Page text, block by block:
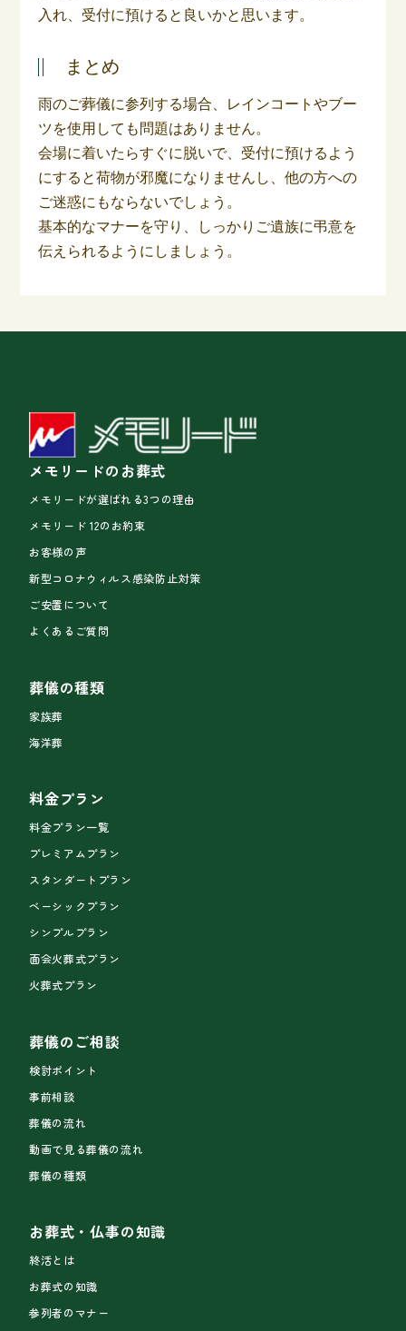
入れ、受付に預けると良いかと思います。
まとめ
雨のご葬儀に参列する場合、レインコートやブー
ツを使用しても問題はありません。
会場に着いたらすぐに脱いで、受付に預けるよう
にすると荷物が邪魔になりませんし、他の方への
ご迷惑にもならないでしょう。
基本的なマナーを守り、しっかりご遺族に弔意を
伝えられるようにしましょう。
メモリードのお葬式
メモリードが選ばれる3つの理由
メモリード 12のお約束
お客様の声
新型コロナウィルス感染防止対策
ご安置について
よくあるご質問
葬儀の種類
家族葬
海洋葬
料金プラン
料金プラン一覧
プレミアムプラン
スタンダートプラン
ベーシックプラン
シンプルプラン
面会火葬式プラン
火葬式プラン
葬儀のご相談
検討ポイント
事前相談
葬儀の流れ
動画で見る葬儀の流れ
葬儀の種類
お葬式・仏事の知識
終活とは
お葬式の知識
参列者のマナー